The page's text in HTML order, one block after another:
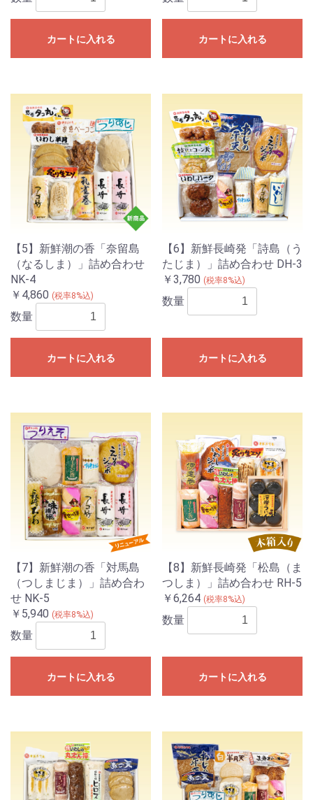
カートに入れる カートに入れる
【5】新鮮潮の香「奈留島
（なるしま）」詰め合わせ
NK-4
￥4,860 (税率8%込)
数量
カートに入れる
【6】新鮮長崎発「詩島（う
たじま）」詰め合わせ DH-3
￥3,780 (税率8%込)
数量
カートに入れる
【7】新鮮潮の香「対馬島
（つしまじま）」詰め合わ
せ NK-5
￥5,940 (税率8%込)
数量
カートに入れる
【8】新鮮長崎発「松島（ま
つしま）」詰め合わせ RH-5
￥6,264 (税率8%込)
数量
カートに入れる